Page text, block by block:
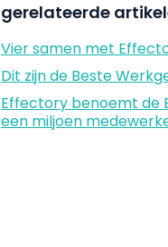
gerelateerde
Vier samen met
Dit zijn de Beste
Effectory benoemt de
een miljoen